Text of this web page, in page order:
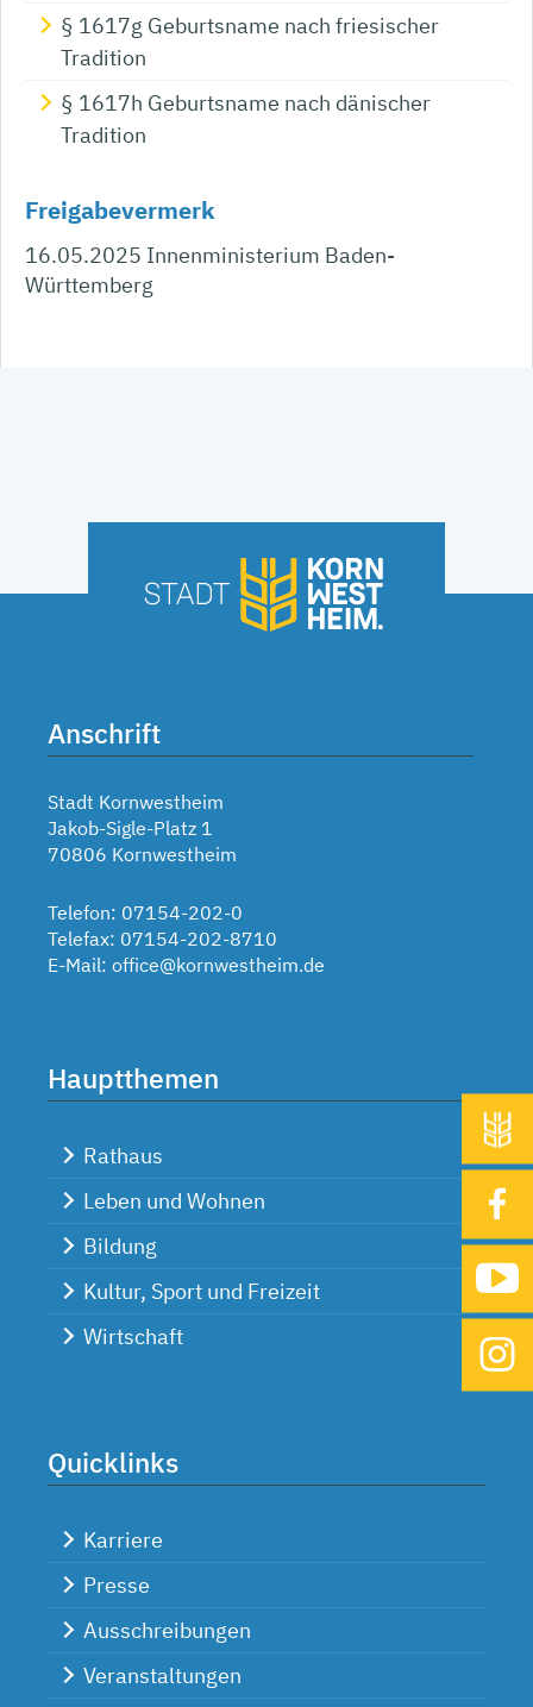
§ 1617g Geburtsname nach friesischer
Tradition
§ 1617h Geburtsname nach dänischer
Tradition
Freigabevermerk
16.05.2025 Innenministerium Baden-
Württemberg
Anschrift
Stadt Kornwestheim
Jakob-Sigle-Platz 1
70806 Kornwestheim
Telefon: 07154-202-0
Telefax: 07154-202-8710
E-Mail: office@kornwestheim.de
Hauptthemen
Rathaus
Leben und Wohnen
Bildung
Kultur, Sport und Freizeit
Wirtschaft
Quicklinks
Karriere
Presse
Ausschreibungen
Veranstaltungen